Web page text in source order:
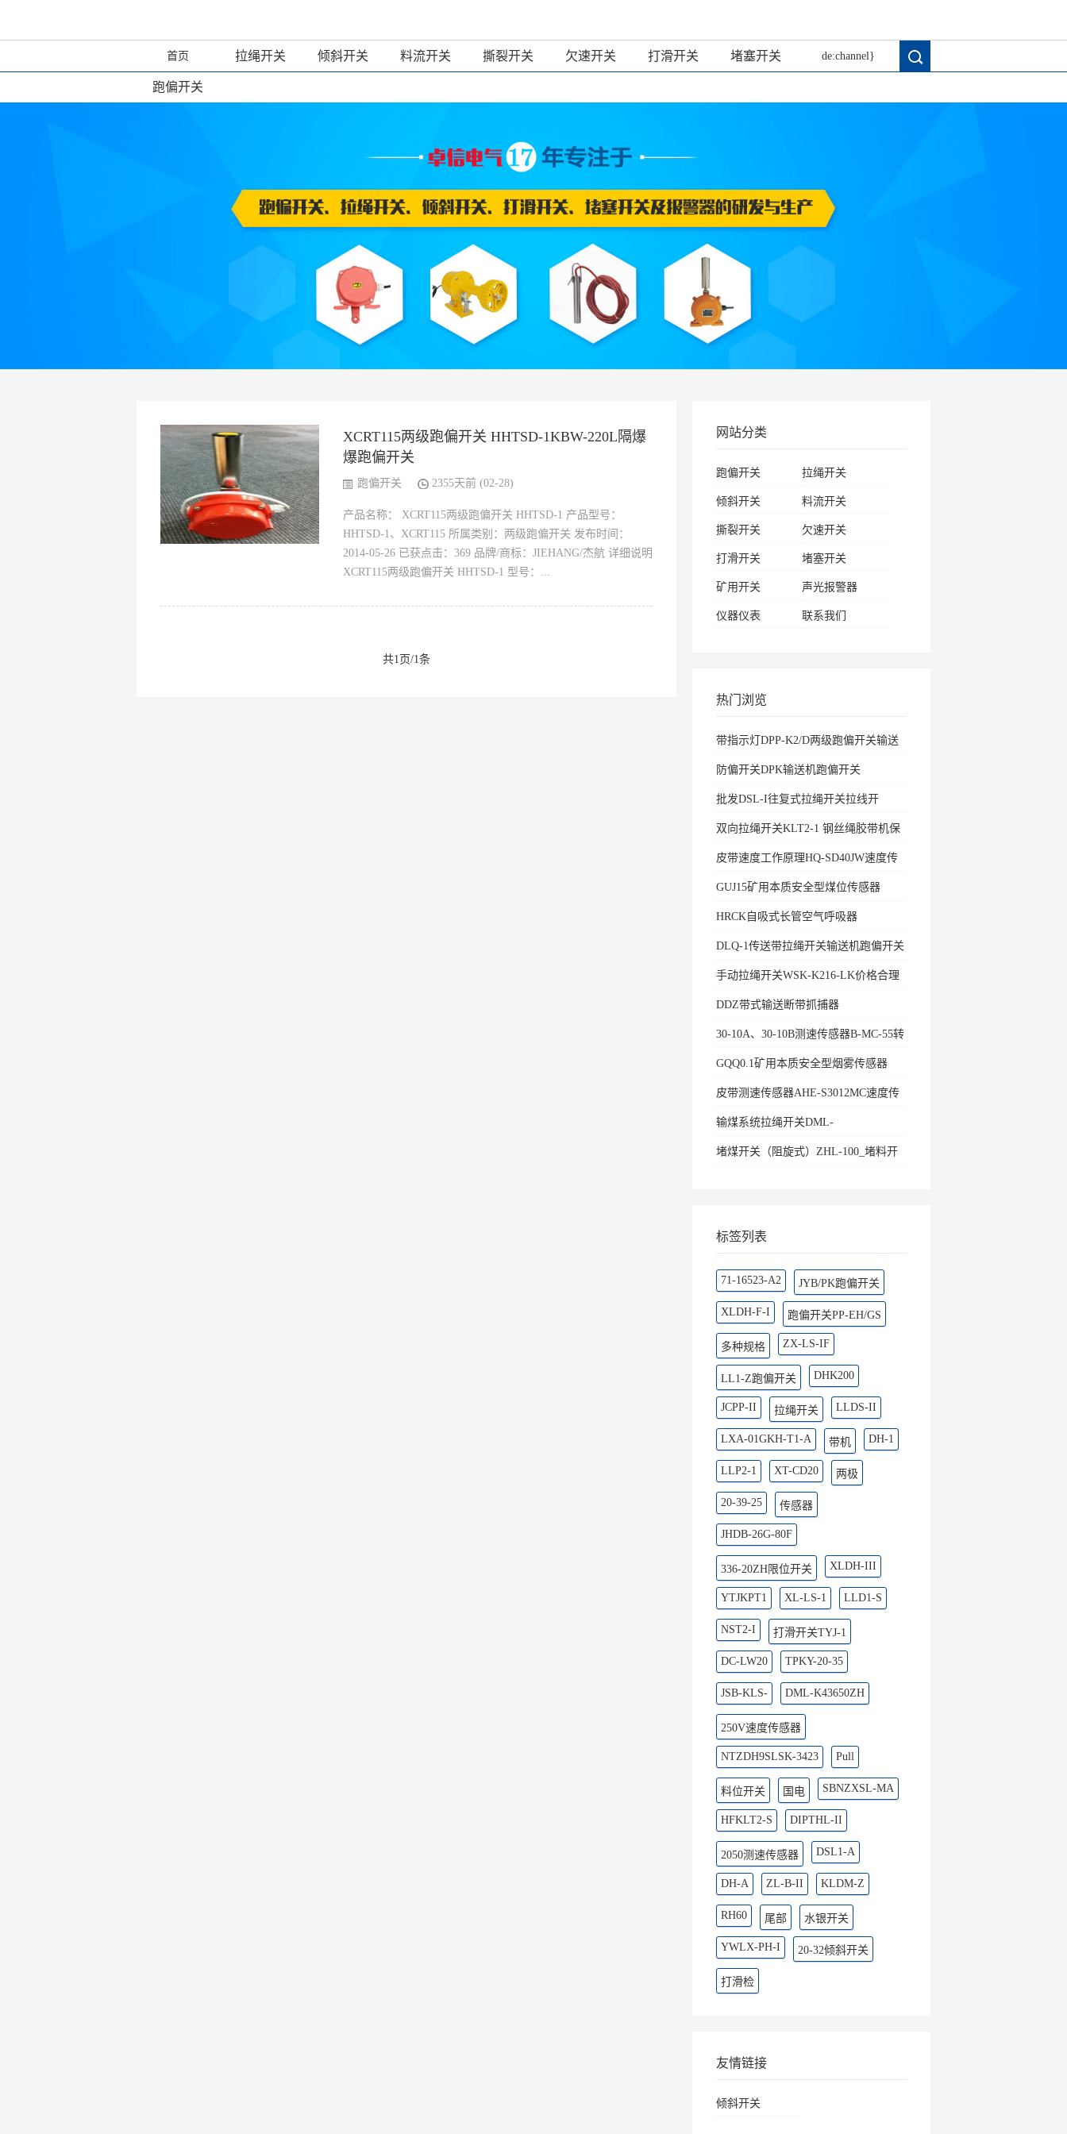
首页
跑偏开关
拉绳开关 倾斜开关 料流开关 撕裂开关 欠速开关 打滑开关 堵塞开关 de:channel}
XCRT115两级跑偏开关 HHTSD-1KBW-220L隔爆
爆跑偏开关
跑偏开关 2355天前 (02-28)
产品名称： XCRT115两级跑偏开关 HHTSD-1 产品型号：
HHTSD-1、XCRT115 所属类别：两级跑偏开关 发布时间：
2014-05-26 已获点击：369 品牌/商标：JIEHANG/杰航 详细说明
XCRT115两级跑偏开关 HHTSD-1 型号：...
共1页/1条
网站分类
跑偏开关 拉绳开关
倾斜开关 料流开关
撕裂开关 欠速开关
打滑开关 堵塞开关
矿用开关 声光报警器
仪器仪表 联系我们
热门浏览
带指示灯DPP-K2/D两级跑偏开关输送
防偏开关DPK输送机跑偏开关
批发DSL-I往复式拉绳开关拉线开
双向拉绳开关KLT2-1 钢丝绳胶带机保
皮带速度工作原理HQ-SD40JW速度传
GUJ15矿用本质安全型煤位传感器
HRCK自吸式长管空气呼吸器
DLQ-1传送带拉绳开关输送机跑偏开关
手动拉绳开关WSK-K216-LK价格合理
DDZ带式输送断带抓捕器
30-10A、30-10B测速传感器B-MC-55转
GQQ0.1矿用本质安全型烟雾传感器
皮带测速传感器AHE-S3012MC速度传
输煤系统拉绳开关DML-
堵煤开关（阻旋式）ZHL-100_堵料开
标签列表
71-16523-A2 JYB/PK跑偏开关
XLDH-F-I 跑偏开关PP-EH/GS
多种规格 ZX-LS-IF
LL1-Z跑偏开关 DHK200
JCPP-II 拉绳开关 LLDS-II
LXA-01GKH-T1-A 带机 DH-1
LLP2-1 XT-CD20 两极
20-39-25 传感器
JHDB-26G-80F
336-20ZH限位开关 XLDH-III
YTJKPT1 XL-LS-1 LLD1-S
NST2-I 打滑开关TYJ-1
DC-LW20 TPKY-20-35
JSB-KLS- DML-K43650ZH
250V速度传感器
NTZDH9SLSK-3423 Pull
料位开关 国电 SBNZXSL-MA
HFKLT2-S DIPTHL-II
2050测速传感器 DSL1-A
DH-A ZL-B-II KLDM-Z
RH60 尾部 水银开关
YWLX-PH-I 20-32倾斜开关
打滑检
友情链接
倾斜开关